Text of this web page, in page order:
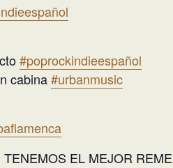
#poprockindieespañol
cabina#urbanmusic
EL MEJOR